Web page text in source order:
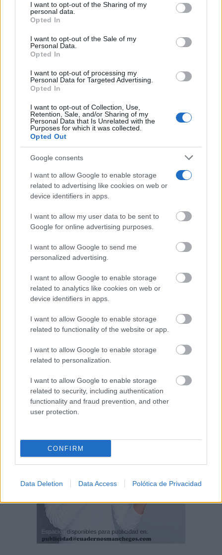
a este sitio y haciendo clic en el botón "Privacidad" en la
parte inferior de la página web.
Please note that this website/app uses one or more Google
services and may gather and store information including but
not limited to your visit or usage behaviour. You may click to
use your data for below specified purposes in below Google
consent section.
I want to opt-out of the Sharing of my
personal data.
Opted In
I want to opt-out of the Sale of my
Personal Data.
Opted In
I want to opt-out of processing my
Personal Data for Targeted Advertising.
Opted In
I want to opt-out of Collection, Use,
Retention, Sale, and/or Sharing of my
Personal Data that Is Unrelated with the
Purposes for which it was collected.
Opted Out
Google consents
I want to allow Google to enable storage
related to advertising like cookies on web or
device identifiers in apps.
I want to allow my user data to be sent to
Google for online advertising purposes.
I want to allow Google to send me
personalized advertising.
I want to allow Google to enable storage
related to analytics like cookies on web or
device identifiers in apps.
I want to allow Google to enable storage
related to functionality of the website or app.
I want to allow Google to enable storage
related to personalization.
I want to allow Google to enable storage
related to security, including authentication
functionality and fraud prevention, and other
user protection.
CONFIRM
Data Deletion Data Access Polótica de Privacidad
El tomellosero Marcos López
Feria de Socuéllamos 2026
05/08/2026
Argamasilla de Alba refuerza su
apuesta por el turismo
astronómico con la instalación
de la placa de Destino Turístico
05/08/2026
La mercancía del poder y la
ceguera de las masas
Nuevas oportunidades laborales
en Tomelloso para logopedia,
terapia ocupacional y cocina
05/08/2026
aparcamiento con un innovador
sistema sostenible de Anrotech